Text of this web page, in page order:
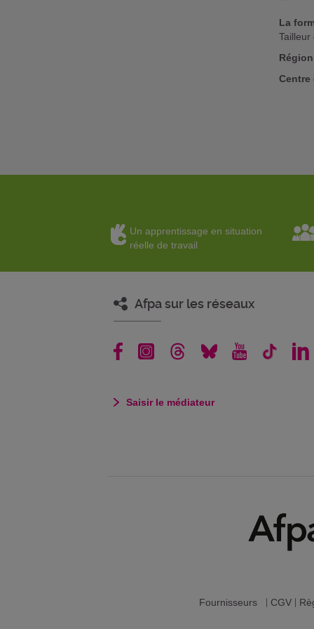
La
Tailleur
Centre
Un apprentissage en situation
réelle de travail
Afpa sur les réseaux
Saisir le médiateur
Fournisseurs CGV